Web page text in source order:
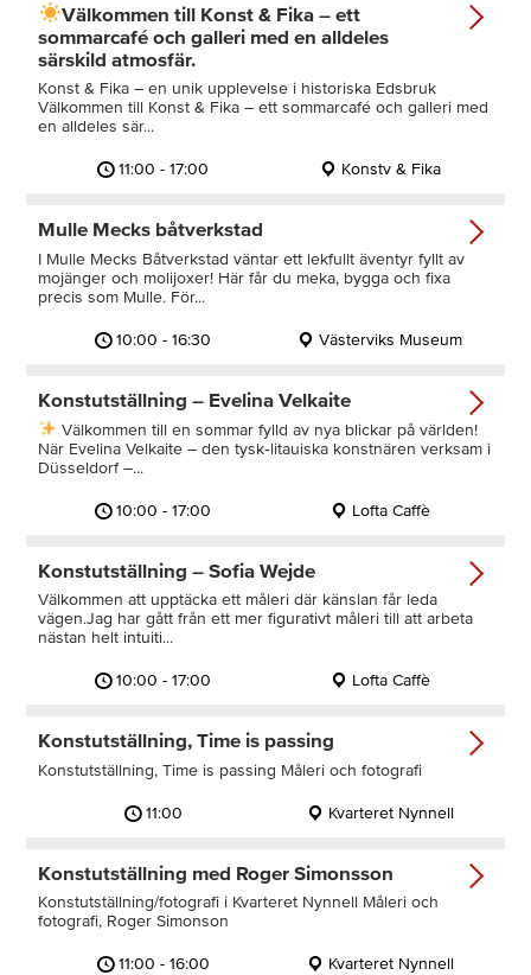
11:00 - 17:00 Konstv & Fika
Välkommen till Konst & Fika – ett
sommarcafé och galleri med en alldeles
särskild atmosfär.
Konst & Fika – en unik upplevelse i historiska Edsbruk
Välkommen till Konst & Fika – ett sommarcafé och galleri med
en alldeles sär...
10:00 - 16:30 Västerviks Museum
Mulle Mecks båtverkstad
I Mulle Mecks Båtverkstad väntar ett lekfullt äventyr fyllt av
mojänger och molijoxer! Här får du meka, bygga och fixa
precis som Mulle. För...
10:00 - 17:00 Lofta Caffè
Konstutställning – Evelina Velkaite
Välkommen till en sommar fylld av nya blickar på världen!
När Evelina Velkaite – den tysk‑litauiska konstnären verksam i
Düsseldorf –...
10:00 - 17:00 Lofta Caffè
Konstutställning – Sofia Wejde
Välkommen att upptäcka ett måleri där känslan får leda
vägen.Jag har gått från ett mer figurativt måleri till att arbeta
nästan helt intuiti...
11:00 Kvarteret Nynnell
Konstutställning, Time is passing
Konstutställning, Time is passing Måleri och fotografi
11:00 - 16:00 Kvarteret Nynnell
Konstutställning med Roger Simonsson
Konstutställning/fotografi i Kvarteret Nynnell Måleri och
fotografi, Roger Simonson